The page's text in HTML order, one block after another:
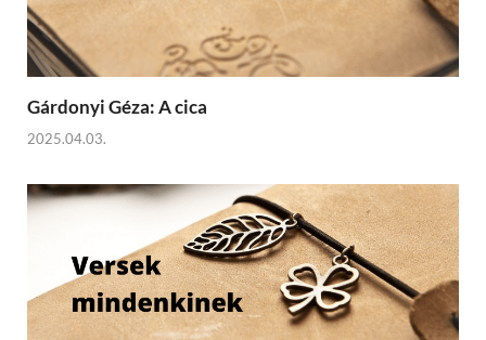
Gárdonyi Géza: A cica
2025.04.03.